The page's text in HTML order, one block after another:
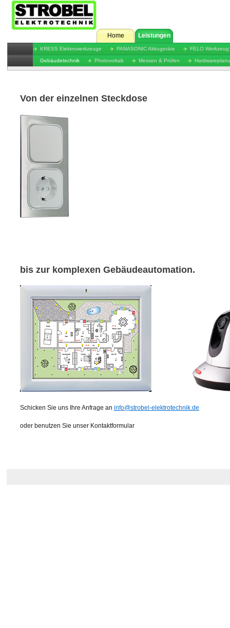
Home Leistungen
KRESS Elektrowerkzeuge PANASONIC Akkugeräte FELO Werkzeug
Gebäudetechnik Photovoltaik Messen & Prüfen
Von der einzelnen Steckdose
bis zur komplexen Gebäudeautomation.
Schicken Sie uns Ihre Anfrage an info@strobel-elektrotechnik.de
oder benutzen Sie unser Kontaktformular